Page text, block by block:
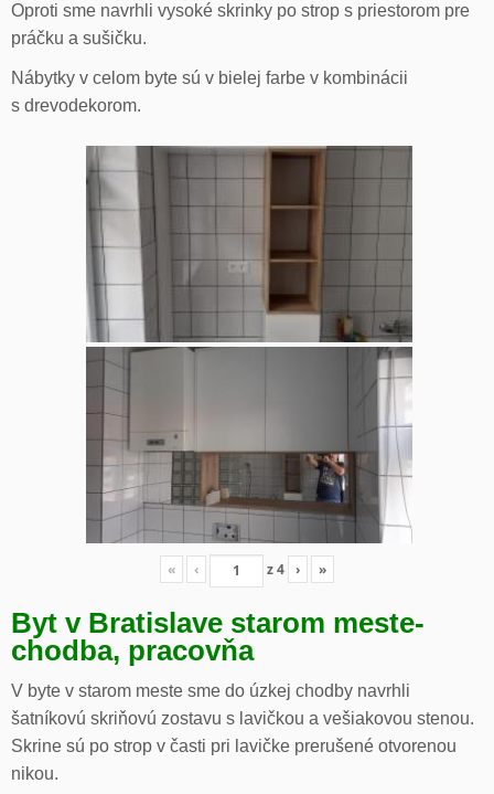
Oproti sme navrhli vysoké skrinky po strop s priestorom pre
práčku a sušičku.
Nábytky v celom byte sú v bielej farbe v kombinácii
s drevodekorom.
« ‹ z4 › »
Byt v Bratislave starom meste-
chodba, pracovňa
V byte v starom meste sme do úzkej chodby navrhli
šatníkovú skriňovú zostavu s lavičkou a vešiakovou stenou.
Skrine sú po strop v časti pri lavičke prerušené otvorenou
nikou.